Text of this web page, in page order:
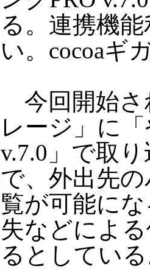
る。連携機
い。cocoaギ
今回開始さ
レージ」に
v.7.0」で取
で、外出先
覧が可能に
失などによ
るとしてい